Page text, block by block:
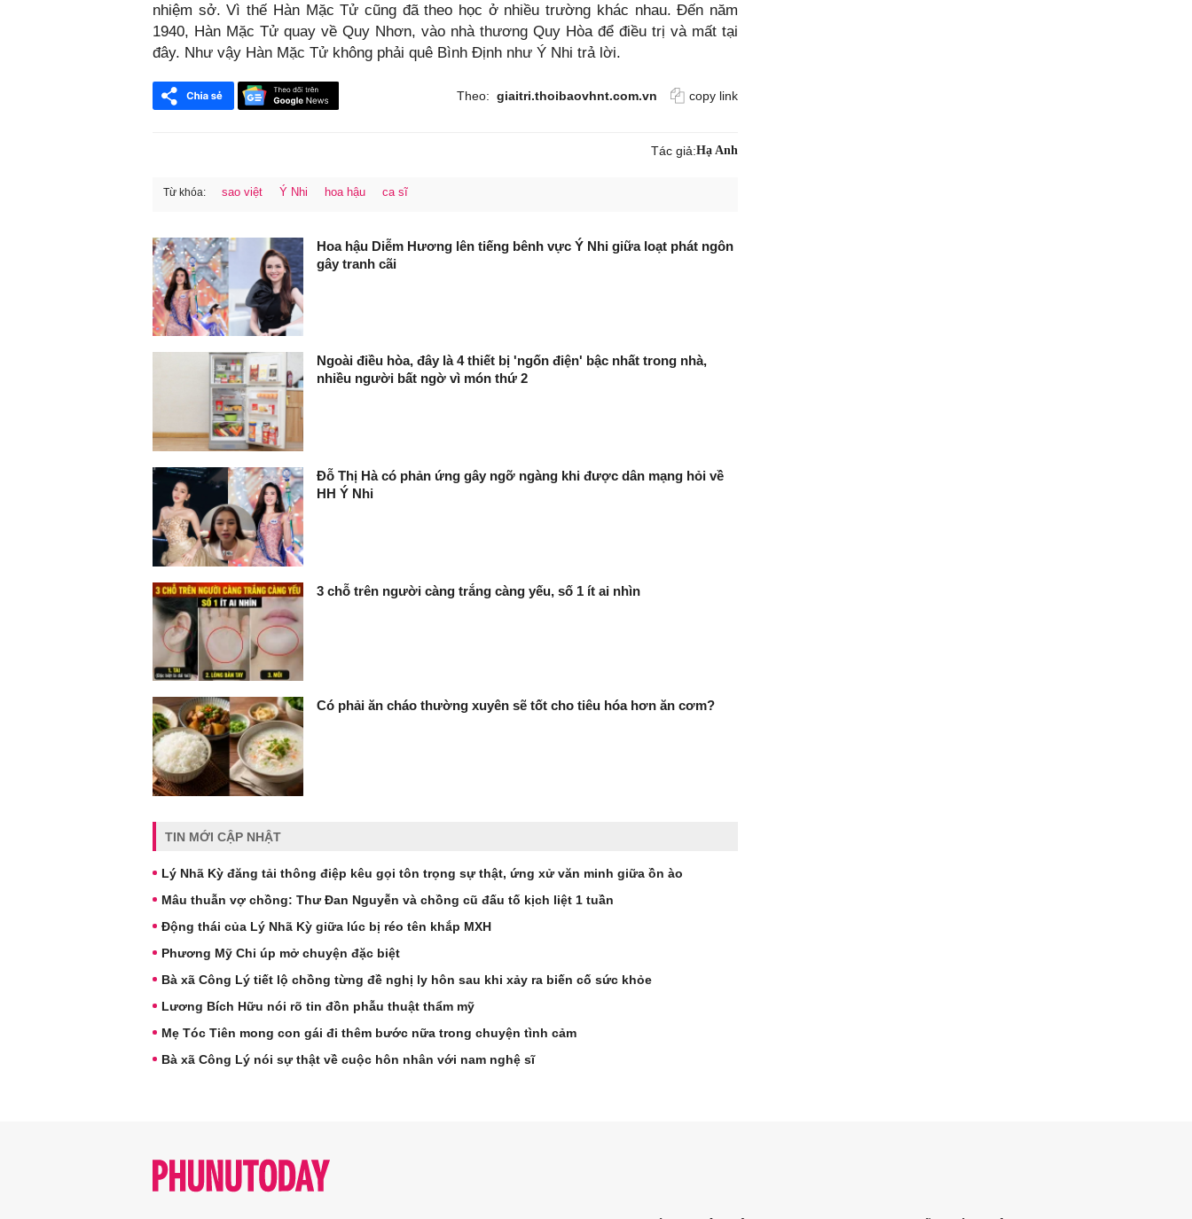
nhiệm sở. Vì thế Hàn Mặc Tử cũng đã theo học ở nhiều trường khác nhau. Đến năm
1940, Hàn Mặc Tử quay về Quy Nhơn, vào nhà thương Quy Hòa để điều trị và mất tại
đây. Như vậy Hàn Mặc Tử không phải quê Bình Định như Ý Nhi trả lời.
Theo: giaitri.thoibaovhnt.com.vn copy link
Tác giả:Hạ Anh
Từ khóa: sao việt Ý Nhi hoa hậu ca sĩ
Hoa hậu Diễm Hương lên tiếng bênh vực Ý Nhi giữa loạt phát ngôn
gây tranh cãi
Ngoài điều hòa, đây là 4 thiết bị 'ngốn điện' bậc nhất trong nhà,
nhiều người bất ngờ vì món thứ 2
Đỗ Thị Hà có phản ứng gây ngỡ ngàng khi được dân mạng hỏi về
HH Ý Nhi
3 chỗ trên người càng trắng càng yếu, số 1 ít ai nhìn
Có phải ăn cháo thường xuyên sẽ tốt cho tiêu hóa hơn ăn cơm?
TIN MỚI CẬP NHẬT
Lý Nhã Kỳ đăng tải thông điệp kêu gọi tôn trọng sự thật, ứng xử văn minh giữa ồn ào
Mâu thuẫn vợ chồng: Thư Đan Nguyễn và chồng cũ đấu tố kịch liệt 1 tuần
Động thái của Lý Nhã Kỳ giữa lúc bị réo tên khắp MXH
Phương Mỹ Chi úp mở chuyện đặc biệt
Bà xã Công Lý tiết lộ chồng từng đề nghị ly hôn sau khi xảy ra biến cố sức khỏe
Lương Bích Hữu nói rõ tin đồn phẫu thuật thẩm mỹ
Mẹ Tóc Tiên mong con gái đi thêm bước nữa trong chuyện tình cảm
Bà xã Công Lý nói sự thật về cuộc hôn nhân với nam nghệ sĩ